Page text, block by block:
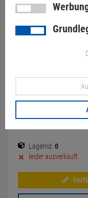
Dell
4GB
(Akku
63,00 €
Lagernd: 0
leider ausverkauft